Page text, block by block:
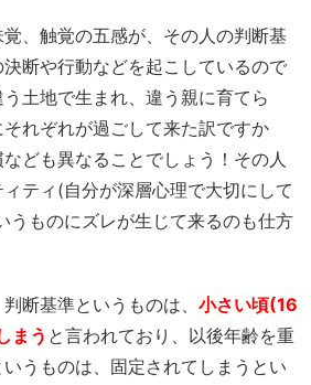
、触覚の五感が、その人の判断基
断や行動などを起こしているので
土地で生まれ、違う親に育てら
れぞれが過ごして来た訳ですか
ども異なることでしょう！その人
ティ(自分が深層心理で大切にして
うものにズレが生じて来るのも仕方
断基準というものは、 小さい頃(16
まう と言われており、以後年齢を重
うものは、固定されてしまうとい